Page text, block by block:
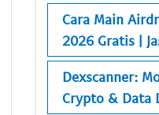
Cara Main
2026 Gratis |
Dexscanner:
Crypto & Data